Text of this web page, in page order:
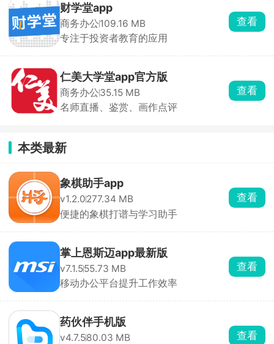
财学堂app
商务办公109.16 MB
专注于投资者教育的应用
查看
仁美大学堂app官方版
商务办公35.15 MB
名师直播、鉴赏、画作点评
查看
本类最新
象棋助手app
v1.2.0277.34 MB
便捷的象棋打谱与学习助手
查看
掌上恩斯迈app最新版
v7.1.555.73 MB
移动办公平台提升工作效率
查看
药伙伴手机版
v4.7.580.03 MB
查看